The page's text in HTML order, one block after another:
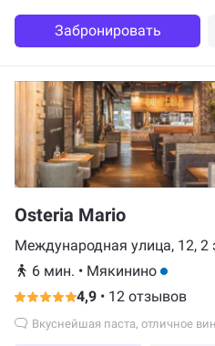
Забронировать
Osteria Mario
Международная улица, 12, 2
6 мин. • Мякинино
4,9 • 12 отзывов
Вкуснейшая паста, отличное